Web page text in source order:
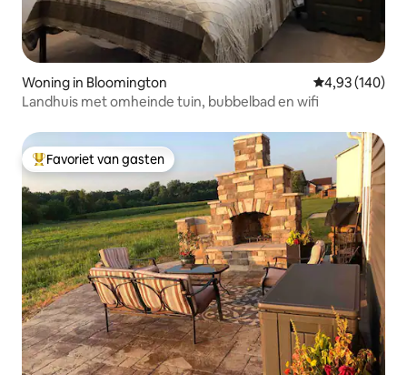
Woning in Bloomington Gemiddelde
4,93 (140)
Landhuis met omheinde tuin, bubbelbad en wifi
Topfavoriet van gasten
Favoriet van gasten